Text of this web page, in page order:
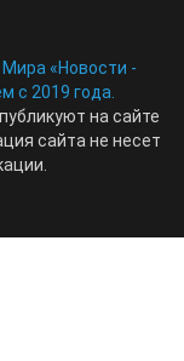
«Новости -
с 2019 года.
на сайте
сайта не несет